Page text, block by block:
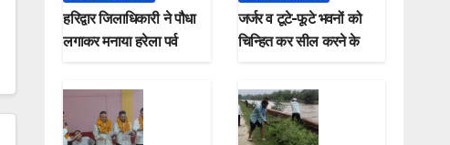
हरिद्वार जिलाधिकारी ने पौधा
लगाकर मनाया हरेला पर्व
जर्जर व टूटे-फूटे भवनों को
चिन्हित कर सील करने के